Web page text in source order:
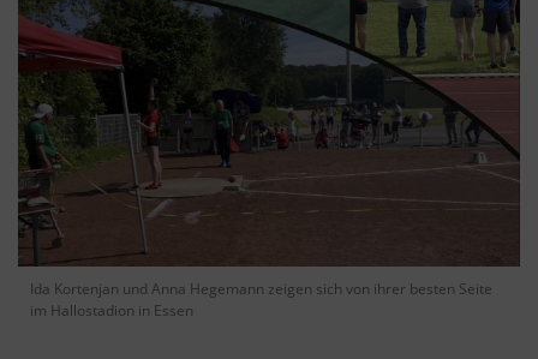
Ida Kortenjan und Anna Hegemann zeigen sich von ihrer besten Seite
im Hallostadion in Essen